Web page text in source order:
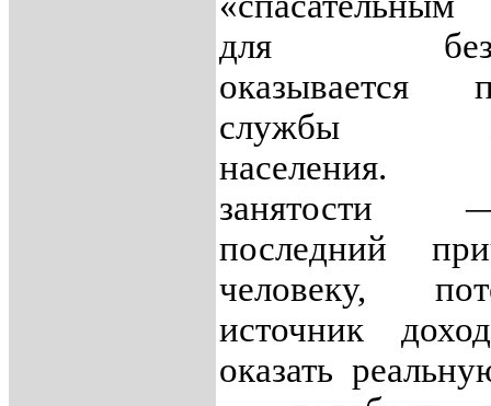
для
оказывается
службы
населения.
последний
человеку,
источник
оказать